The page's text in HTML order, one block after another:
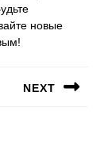
новые
NEXT